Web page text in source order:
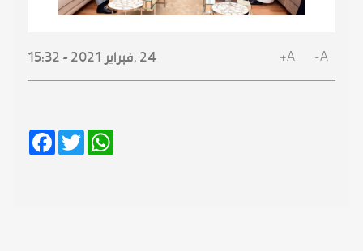
A-
A+
24 , فبراير 2021 - 15:32
Facebook
Twitter